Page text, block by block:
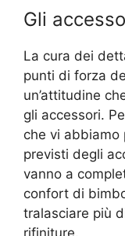
Gli
La cura dei
punti di forza
un’attitudine
gli accessori.
che vi abbiamo
previsti degli
vanno a
confort di
tralasciare più
rifiniture.